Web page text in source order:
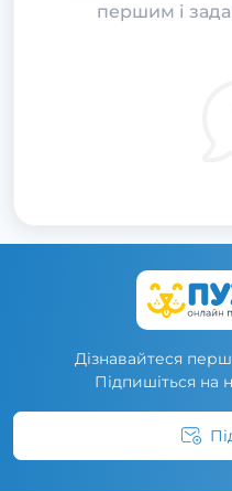
першим і
Дізнавайтеся
Підпишіться на